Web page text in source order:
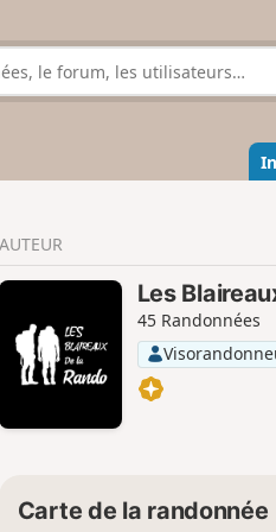
AUTEUR
Les
45 Randonnées
Carte de la randonnée